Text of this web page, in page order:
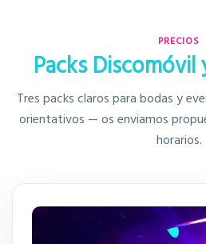
PRECIOS
Packs
Tres packs claros para bodas y
orientativos — os enviamos
horarios.